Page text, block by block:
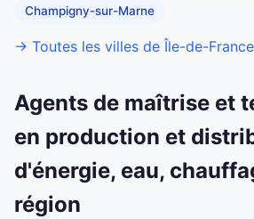
Champigny-sur-Marne
→ Toutes les villes de Île-de-France
Agents de maîtrise et
en production et
d'énergie, eau,
région